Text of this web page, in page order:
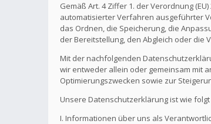
Gemäß Art. 4 Ziffer 1. der Verordnung
automatisierter Verfahren ausgeführter
das Ordnen, die Speicherung, die
der Bereitstellung, den Abgleich oder die
Mit der nachfolgenden
wir entweder allein oder gemeinsam mit
Optimierungszwecken sowie zur
Unsere Datenschutzerklärung ist wie
I. Informationen über uns als